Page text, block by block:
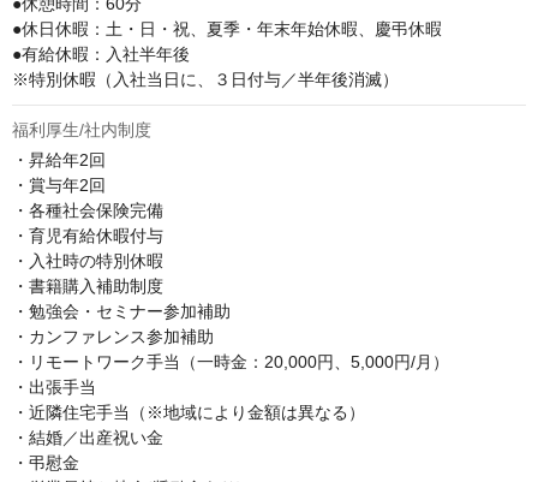
●休憩時間：60分
●休日休暇：土・日・祝、夏季・年末年始休暇、慶弔休暇
●有給休暇：入社半年後
※特別休暇（入社当日に、３日付与／半年後消滅）
福利厚生/社内制度
・昇給年2回
・賞与年2回
・各種社会保険完備
・育児有給休暇付与
・入社時の特別休暇
・書籍購入補助制度
・勉強会・セミナー参加補助
・カンファレンス参加補助
・リモートワーク手当（一時金：20,000円、5,000円/月）
・出張手当
・近隣住宅手当（※地域により金額は異なる）
・結婚／出産祝い金
・弔慰金